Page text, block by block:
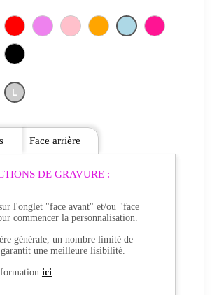
L
DE GRAVURE :
l'onglet "face avant" et/ou "face
commencer la personnalisation.
générale, un nombre limité de
garantit une meilleure lisibilité.
ici.
Face arrière